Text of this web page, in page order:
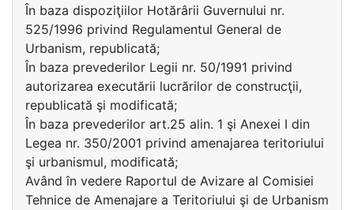
În baza dispoziţiilor Hotărârii Guvernului nr.
525/1996 privind Regulamentul General de
Urbanism, republicată;
În baza prevederilor Legii nr. 50/1991 privind
autorizarea executării lucrărilor de construcţii,
republicată şi modificată;
În baza prevederilor art.25 alin. 1 şi Anexei I din
Legea nr. 350/2001 privind amenajarea teritoriului
şi urbanismul, modificată;
Având în vedere Raportul de Avizare al Comisiei
Tehnice de Amenajare a Teritoriului şi de Urbanism